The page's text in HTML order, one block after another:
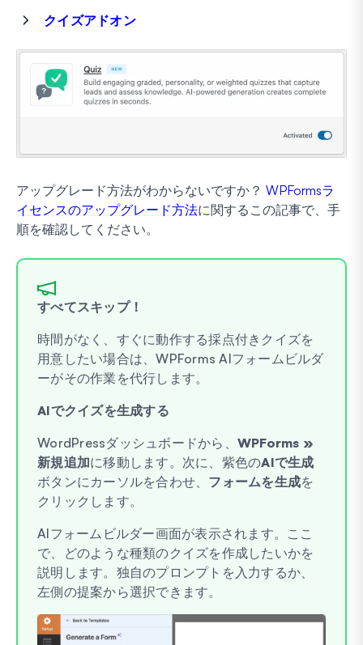
クイズアドオン
アップグレード方法がわからないですか？ WPFormsラ
イセンスのアップグレード方法に関するこの記事で、手
順を確認してください。
すべてスキップ！
時間がなく、すぐに動作する採点付きクイズを
用意したい場合は、WPForms AIフォームビルダ
ーがその作業を代行します。
AIでクイズを生成する
WordPressダッシュボードから、 WPForms »
新規追加に移動します。次に、紫色のAIで生成
ボタンにカーソルを合わせ、 フォームを生成を
クリックします。
AIフォームビルダー画面が表示されます。ここ
で、どのような種類のクイズを作成したいかを
説明します。独自のプロンプトを入力するか、
左側の提案から選択できます。